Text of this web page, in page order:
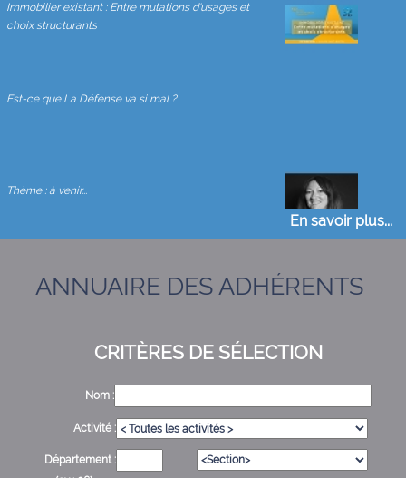
Immobilier existant : Entre mutations d'usages et
choix structurants
Est-ce que La Défense va si mal ?
Thème : à venir...
Les sources de revenus de l’immeuble en copropriété
En savoir plus...
ANNUAIRE DES ADHÉRENTS
CRITÈRES DE SÉLECTION
Nom :
Activité :
Département :